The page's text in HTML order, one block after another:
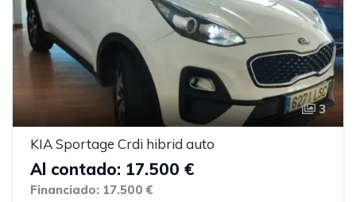
3
KIA Sportage Crdi hibrid auto
Al contado: 17.500 €
Financiado: 17.500 €